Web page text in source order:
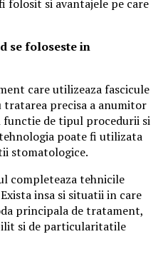
folosit si avantajele pe care
se foloseste in
care utilizeaza fascicule
precisa a anumitor
de tipul procedurii si
poate fi utilizata
stomatologice.
completeaza tehnicile
insa si situatii in care
principala de tratament,
si de particularitatile